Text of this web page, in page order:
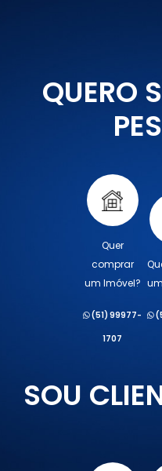
QUERO
Quer
comprar
um Imóvel?
(51) 99977-
1707
SOU